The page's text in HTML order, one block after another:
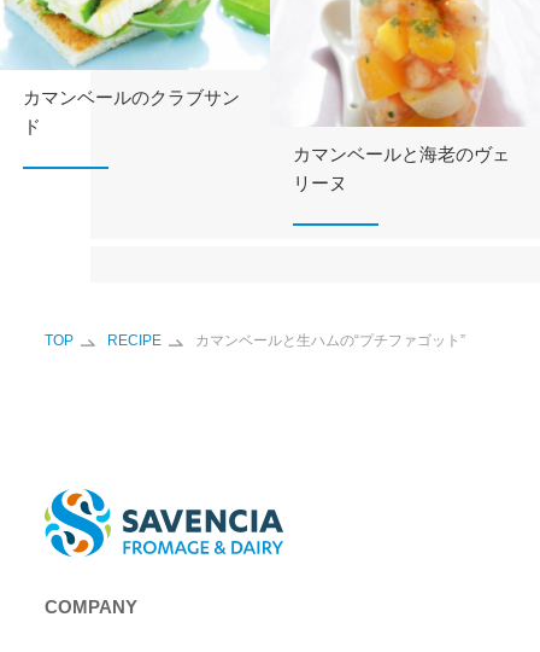
カマンベールのクラブサン
ド
カマンベールと海老のヴェ
リーヌ
TOP RECIPE カマンベールと生ハムの“プチファゴット”
COMPANY